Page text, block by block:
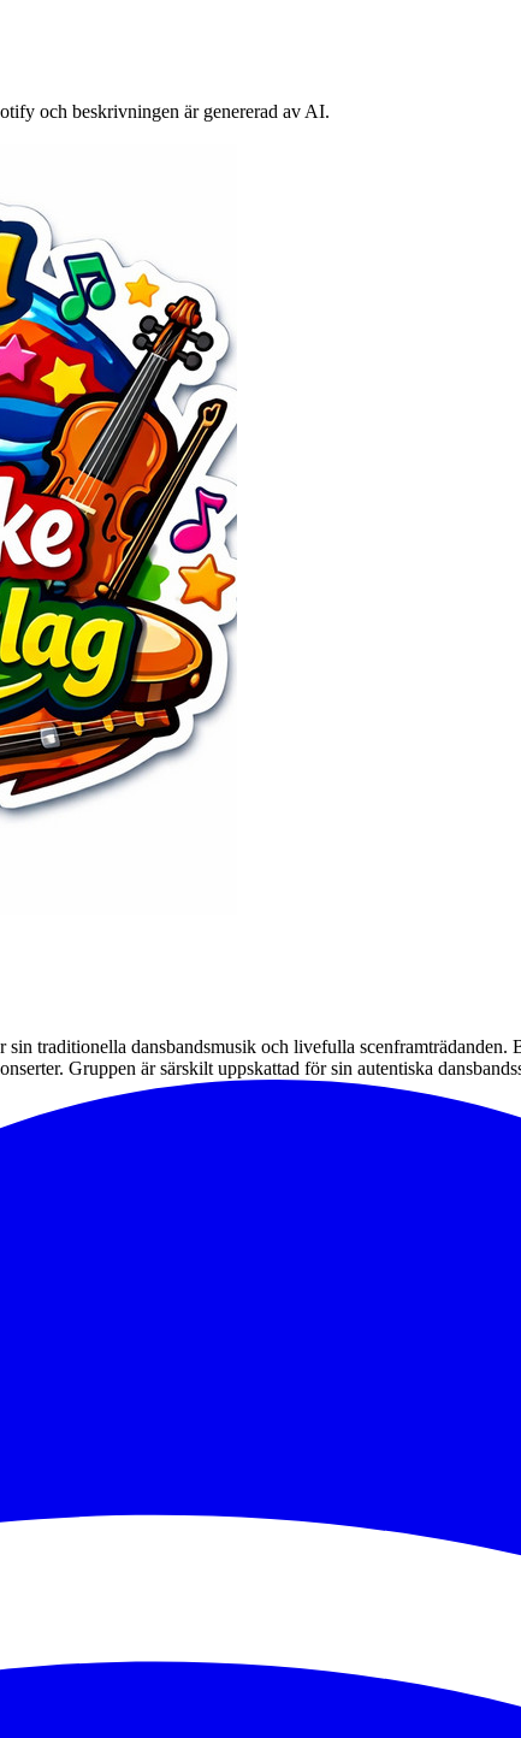
och beskrivningen är genererad av AI.
traditionella dansbandsmusik och livefulla scenframträdanden.
Gruppen är särskilt uppskattad för sin autentiska